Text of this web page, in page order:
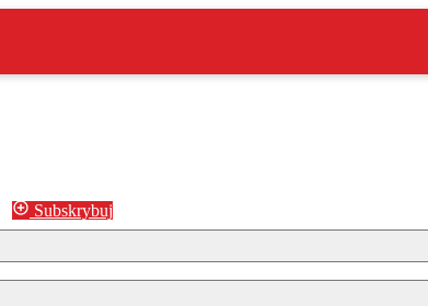
Subskrybuj